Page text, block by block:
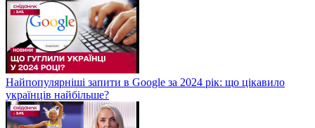
Найпопулярніші запити в Google за 2024 рік: що цікавило
українців найбільше?